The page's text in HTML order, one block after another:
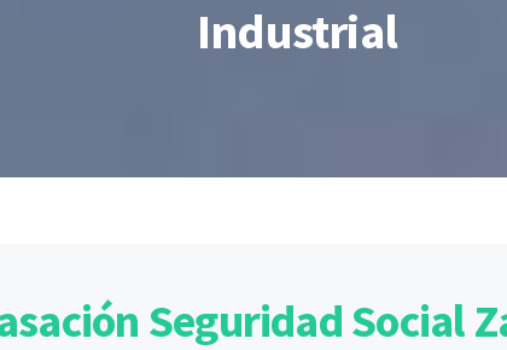
Industrial
Seguridad Social